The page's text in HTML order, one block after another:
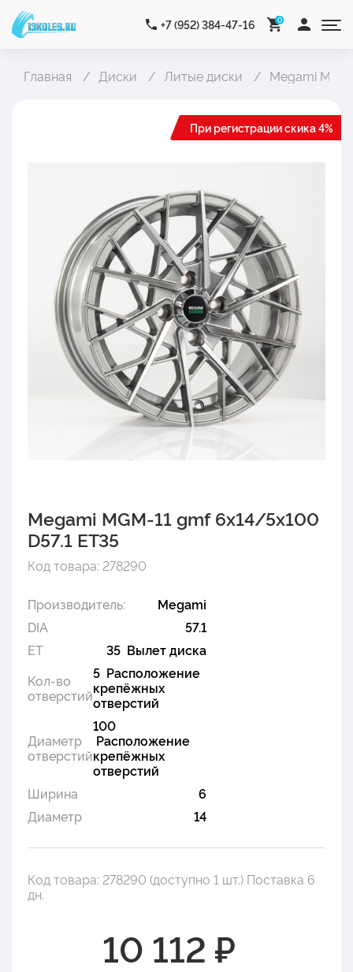
+7 (952) 384-47-16 0
Главная Диски Литые диски Megami
Megami MGM-11 gmf 6x14/5x100
D57.1 ET35
Код товара: 278290
Производитель:
Megami
DIA
57.1
ET
35 Вылет диска
Kол-во
отверстий
5 Расположение
крепёжных
отверстий
Диаметр
отверстий
100
Расположение
крепёжных
отверстий
Ширина
6
Диаметр
14
Код товара: 278290 (доступно 1 шт.) Поставка 6
дн.
10 112 ₽
При регистрации скика 4%